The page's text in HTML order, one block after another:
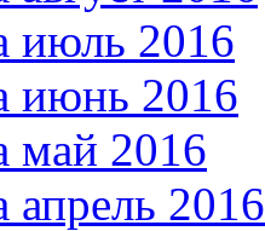
июль 2016
июнь 2016
май 2016
апрель 2016